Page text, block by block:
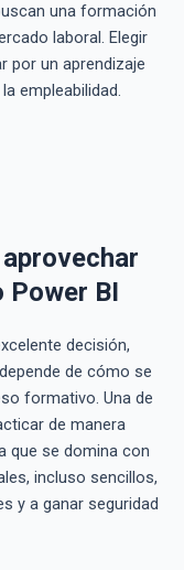
una formación
laboral. Elegir
por un aprendizaje
empleabilidad.
Power BI
decisión,
de cómo se
formativo. Una de
de manera
que se domina con
incluso sencillos,
y a ganar seguridad